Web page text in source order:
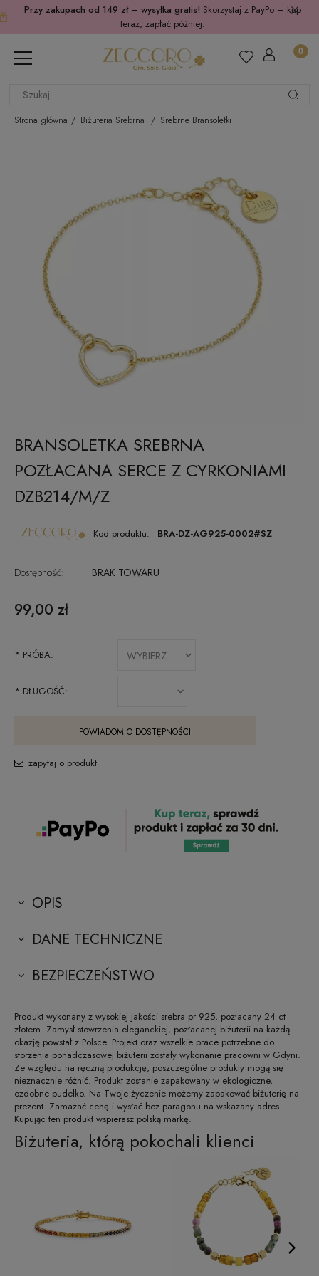
Przy zakupach od 149 zł – wysyłka gratis! Skorzystaj z PayPo – kup
teraz, zapłać później.
Strona główna Biżuteria Srebrna Srebrne Bransoletki
BRANSOLETKA SREBRNA
POZŁACANA SERCE Z CYRKONIAMI
DZB214/M/Z
Kod produktu: BRA-DZ-AG925-0002#SZ
Dostępność: BRAK TOWARU
99,00 zł
* PRÓBA:
* DŁUGOŚĆ:
POWIADOM O DOSTĘPNOŚCI
zapytaj o produkt
OPIS
DANE TECHNICZNE
BEZPIECZEŃSTWO
Produkt wykonany z wysokiej jakości srebra pr 925, pozłacany 24 ct
złotem. Zamysł stowrzenia eleganckiej, pozłacanej biżuterii na każdą
okazję powstał z Polsce. Projekt oraz wszelkie prace potrzebne do
storzenia ponadczasowej biżuterii zostały wykonanie pracowni w Gdyni.
Ze względu na ręczną produkcję, poszczególne produkty mogą się
nieznacznie różnić. Produkt zostanie zapakowany w ekologiczne,
ozdobne pudełko. Na Twoje życzenie możemy zapakować biżuterię na
prezent. Zamazać cenę i wysłać bez paragonu na wskazany adres.
Kupując ten produkt wspierasz polską markę.
Biżuteria, którą pokochali klienci